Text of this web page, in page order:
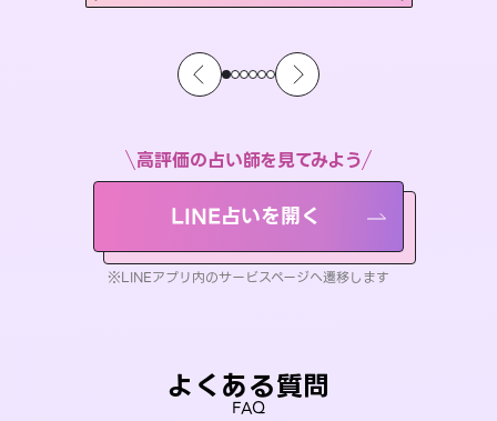
高評価の占い師を見てみよう
LINE占いを開く
※LINEアプリ内のサービスページへ遷移します
よくある質問
FAQ